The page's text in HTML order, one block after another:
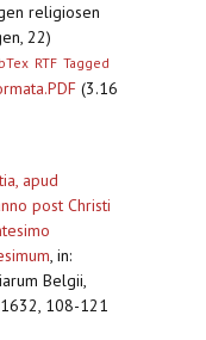
religiosen
22)
RTF Tagged
(3.16
apud
post Christi
, in:
Belgii,
108-121